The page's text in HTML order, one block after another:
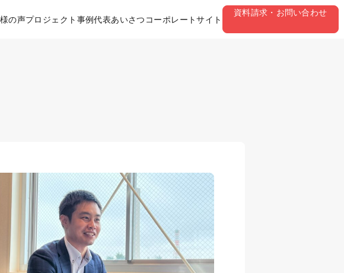
の声プロジェクト事例代表あいさつ コーポレートサイト
資料請求・お問い合わせ